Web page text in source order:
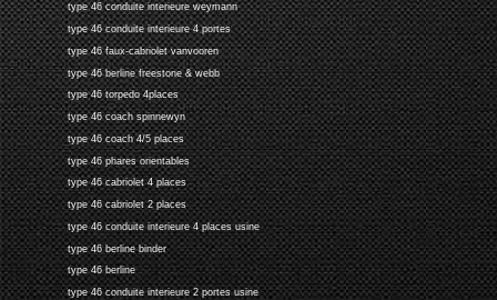
type 46 conduite interieure weymann
type 46 conduite interieure 4 portes
type 46 faux-cabriolet vanvooren
type 46 berline freestone & webb
type 46 torpedo 4places
type 46 coach spinnewyn
type 46 coach 4/5 places
type 46 phares orientables
type 46 cabriolet 4 places
type 46 cabriolet 2 places
type 46 conduite interieure 4 places usine
type 46 berline binder
type 46 berline
type 46 conduite interieure 2 portes usine